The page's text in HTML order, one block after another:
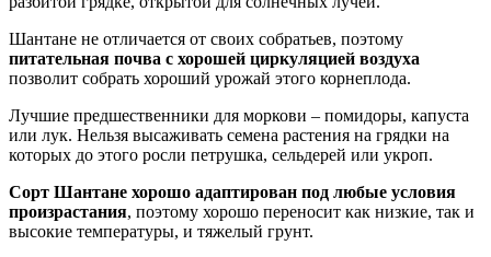
Шантане не отличается от своих собратьев, поэтому
питательная почва с хорошей циркуляцией воздуха
позволит собрать хороший урожай этого корнеплода.
Лучшие предшественники для моркови – помидоры, капуста
или лук. Нельзя высаживать семена растения на грядки на
которых до этого росли петрушка, сельдерей или укроп.
Сорт Шантане хорошо адаптирован под любые условия
произрастания, поэтому хорошо переносит как низкие, так и
высокие температуры, и тяжелый грунт.